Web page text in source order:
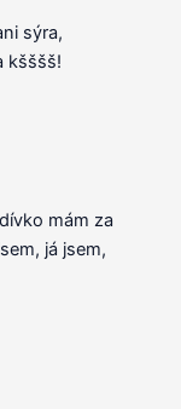
sýra,
kšššš!
mám za
já jsem,